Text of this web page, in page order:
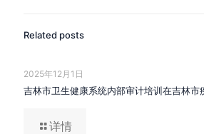
Related posts
2025年12月1日
吉林市卫生健康系统内部审计培训在吉林市
详情